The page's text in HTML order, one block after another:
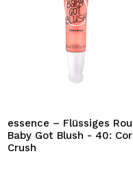
essence – Flüssiges
Baby Got Blush - 40:
Crush